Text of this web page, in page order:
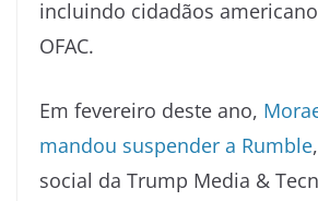
incluindo cidadãos
OFAC.
Em fevereiro deste ano,
mandou suspender a Rumble
social da Trump Media &